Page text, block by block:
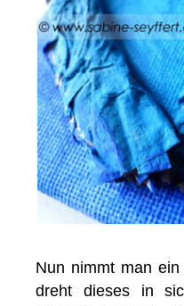
Nun nimmt man
dreht dieses in